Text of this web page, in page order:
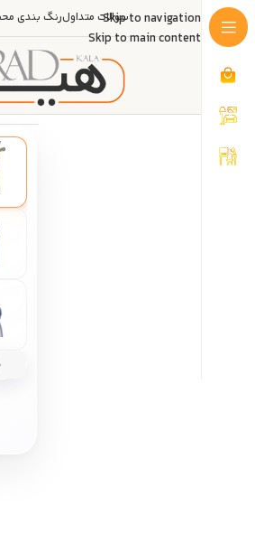
Skip to navigation
Skip to main content
سوالات متداولرنگ بندی
خانه/